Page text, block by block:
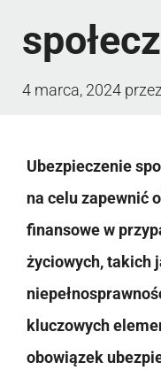
4 marca, 2024 przez
Ubezpieczenie
na celu zapewnić
finansowe w
życiowych, takich
kluczowych
obowiązek